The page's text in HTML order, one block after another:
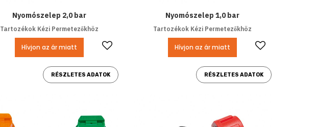
Nyomószelep 2,0 bar
Tartozékok Kézi Permetezőkhöz
Hívjon az ár miatt Kedvencekhez ad
RÉSZLETES ADATOK
Nyomószelep 1,0 bar
Tartozékok Kézi Permetezőkhöz
Hívjon az ár miatt
RÉSZLETES ADATOK